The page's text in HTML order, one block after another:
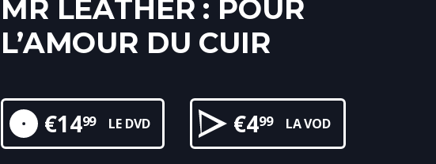
MR LEATHER : POUR
L’AMOUR DU CUIR
€1499 LE DVD €499 LA VOD